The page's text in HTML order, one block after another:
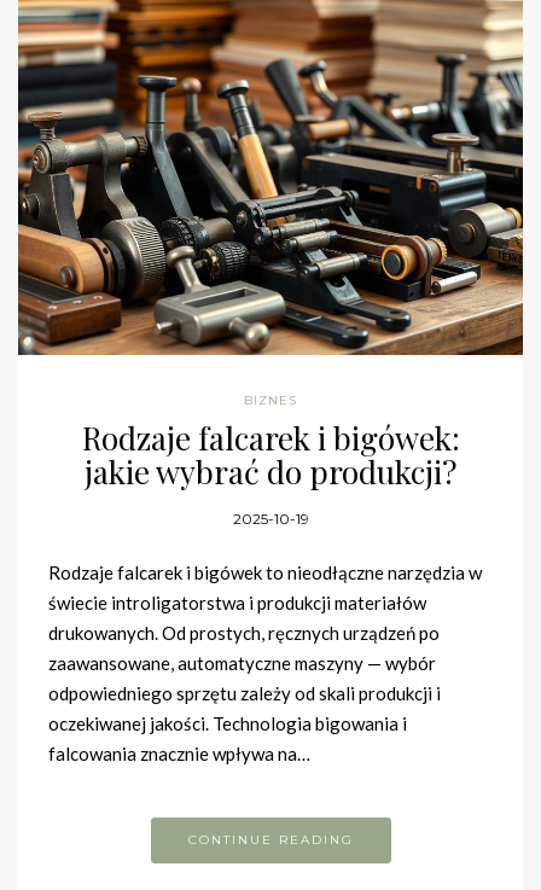
BIZNES
Rodzaje falcarek i bigówek:
jakie wybrać do produkcji?
2025-10-19
Rodzaje falcarek i bigówek to nieodłączne narzędzia w
świecie introligatorstwa i produkcji materiałów
drukowanych. Od prostych, ręcznych urządzeń po
zaawansowane, automatyczne maszyny — wybór
odpowiedniego sprzętu zależy od skali produkcji i
oczekiwanej jakości. Technologia bigowania i
falcowania znacznie wpływa na…
CONTINUE READING